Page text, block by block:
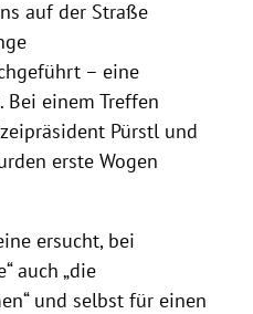
auf der Straße
– eine
Bei einem Treffen
Pürstl und
erste Wogen
ersucht, bei
auch „die
und selbst für einen